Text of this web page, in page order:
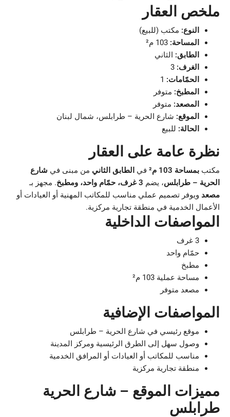
ملخص العقار
النوع: مكتب (للبيع)
المساحة:
الطابق: الثاني
الغرف:
الحمّامات:
المطبخ: متوفر
المصعد: متوفر
الموقع: شارع الحرية – طرابلس، شمال لبنان
الحالة: للبيع
نظرة عامة على العقار
مكتب بمساحة 103 م² في الطابق الثاني من مبنى في شارع
الحرية – طرابلس، يضم 3 غرف، حمّام واحد، ومطبخ
. مجهز بـ
مصعد ويوفر تصميم عملي مناسب للمكاتب المهنية أو العيادات أو
الأعمال الخدمية في منطقة تجارية مركزية.
المواصفات الداخلية
3 غرف
حمّام واحد
مطبخ
مساحة عملية 103 م²
مصعد متوفر
المواصفات الإضافية
موقع رئيسي في شارع الحرية – طرابلس
وصول سهل إلى الطرق الرئيسية ومركز المدينة
مناسب للمكاتب أو العيادات أو المرافق الخدمية
منطقة تجارية مركزية
مميزات الموقع – شارع الحرية
طرابلس